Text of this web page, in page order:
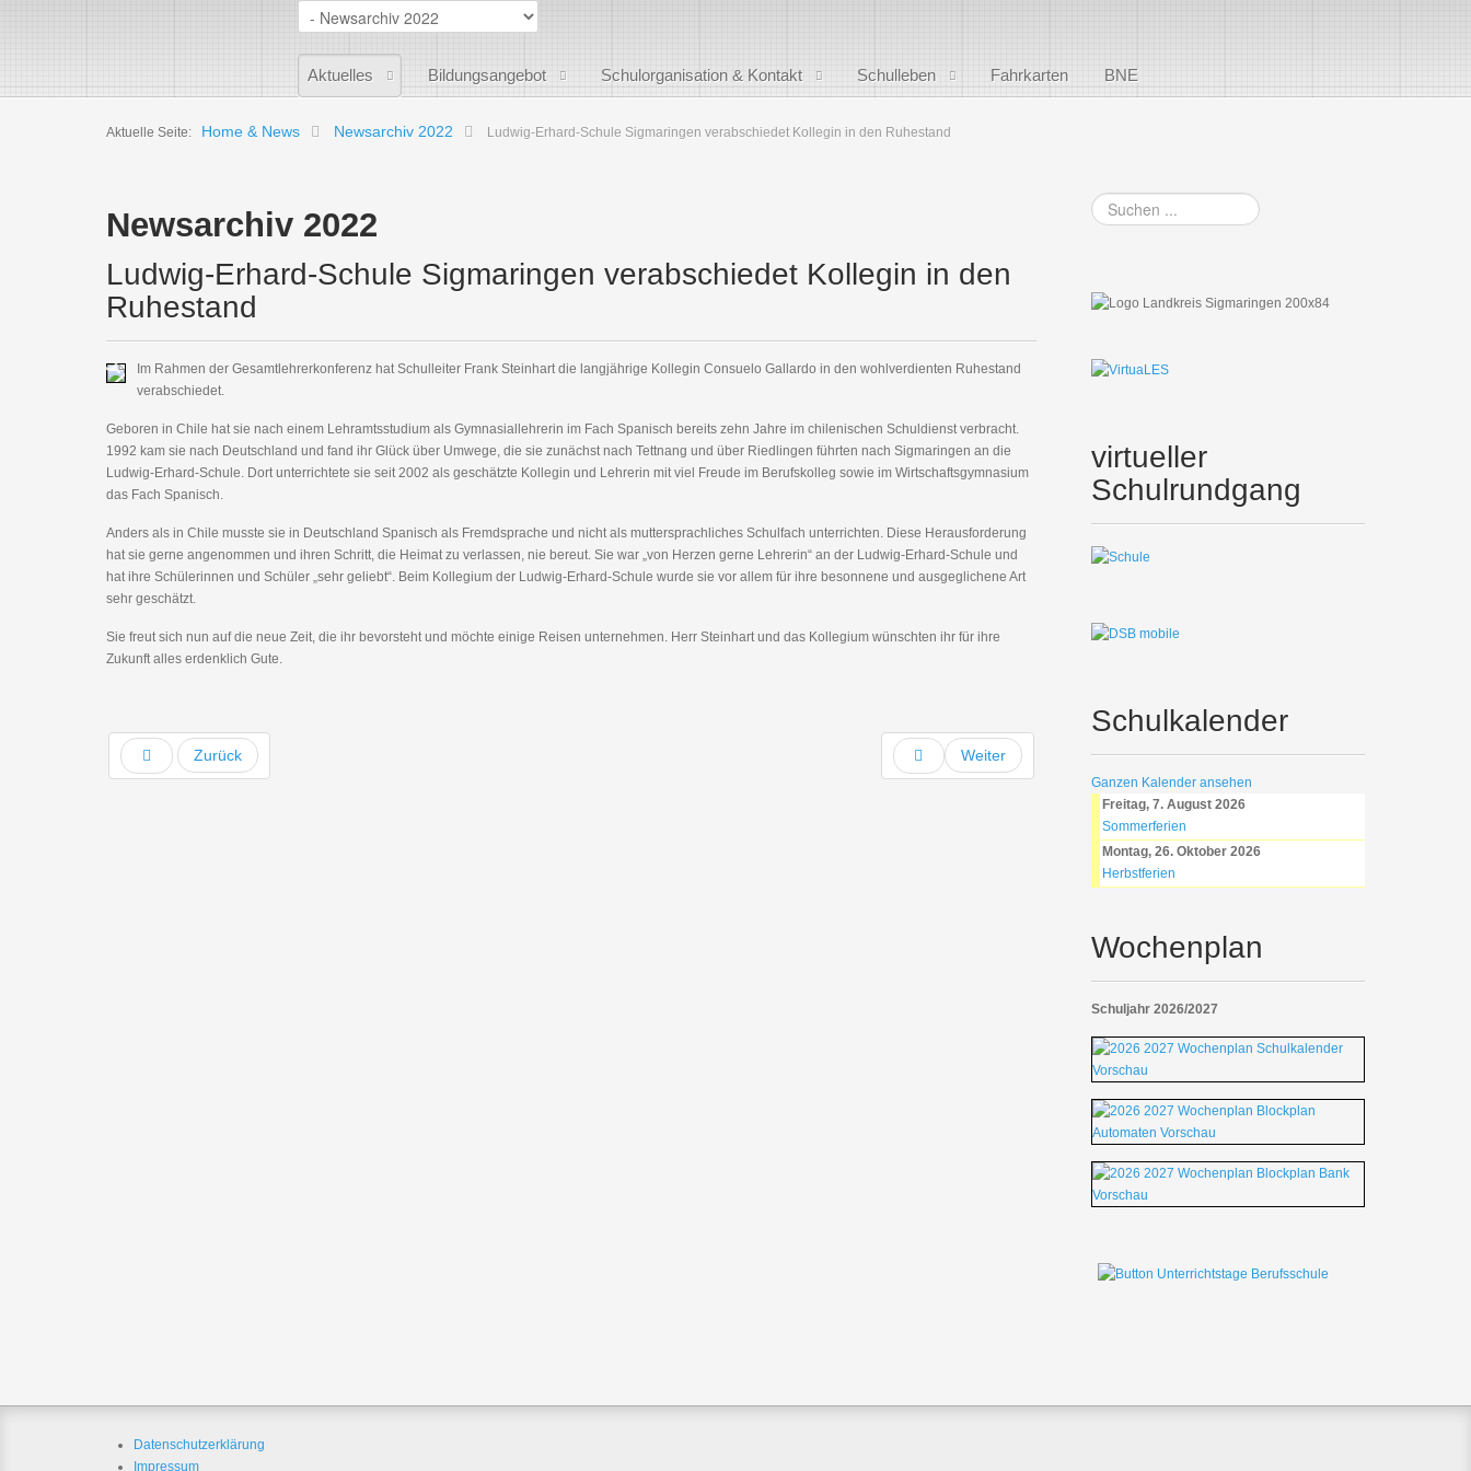
Aktuelles Bildungsangebot Schulorganisation & Kontakt Schulleben Fahrkarten BNE
Aktuelle Seite: Home & News Newsarchiv 2022 Ludwig-Erhard-Schule Sigmaringen verabschiedet Kollegin in den Ruhestand
Newsarchiv 2022
Ludwig-Erhard-Schule Sigmaringen verabschiedet Kollegin in den
Ruhestand
Im Rahmen der Gesamtlehrerkonferenz hat Schulleiter Frank Steinhart die langjährige Kollegin Consuelo Gallardo in den wohlverdienten Ruhestand
verabschiedet.
Geboren in Chile hat sie nach einem Lehramtsstudium als Gymnasiallehrerin im Fach Spanisch bereits zehn Jahre im chilenischen Schuldienst verbracht.
1992 kam sie nach Deutschland und fand ihr Glück über Umwege, die sie zunächst nach Tettnang und über Riedlingen führten nach Sigmaringen an die
Ludwig-Erhard-Schule. Dort unterrichtete sie seit 2002 als geschätzte Kollegin und Lehrerin mit viel Freude im Berufskolleg sowie im Wirtschaftsgymnasium
das Fach Spanisch.
Anders als in Chile musste sie in Deutschland Spanisch als Fremdsprache und nicht als muttersprachliches Schulfach unterrichten. Diese Herausforderung
hat sie gerne angenommen und ihren Schritt, die Heimat zu verlassen, nie bereut. Sie war „von Herzen gerne Lehrerin“ an der Ludwig-Erhard-Schule und
hat ihre Schülerinnen und Schüler „sehr geliebt“. Beim Kollegium der Ludwig-Erhard-Schule wurde sie vor allem für ihre besonnene und ausgeglichene Art
sehr geschätzt.
Sie freut sich nun auf die neue Zeit, die ihr bevorsteht und möchte einige Reisen unternehmen. Herr Steinhart und das Kollegium wünschten ihr für ihre
Zukunft alles erdenklich Gute.
Zurück Weiter
Suchen
...
virtueller
Schulrundgang
Schulkalender
Ganzen Kalender ansehen
Freitag, 7. August 2026
Sommerferien
Montag, 26. Oktober 2026
Herbstferien
Wochenplan
Schuljahr 2026/2027
Datenschutzerklärung
Impressum